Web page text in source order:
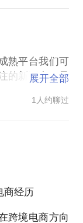
程。如果你是
如果你是初入
在某个方向上
到问题，我可
行业介绍电商
更具体化。毕
提升见面效
考，这些积累
应届生或新人
历练不够的年
有哪些必备的
这么重要？如
和坑
术、设计、营
熟平台我们可
的新平台，最
好，还是全托
展开全部
1人约聊过
商经历
跨境电商方向